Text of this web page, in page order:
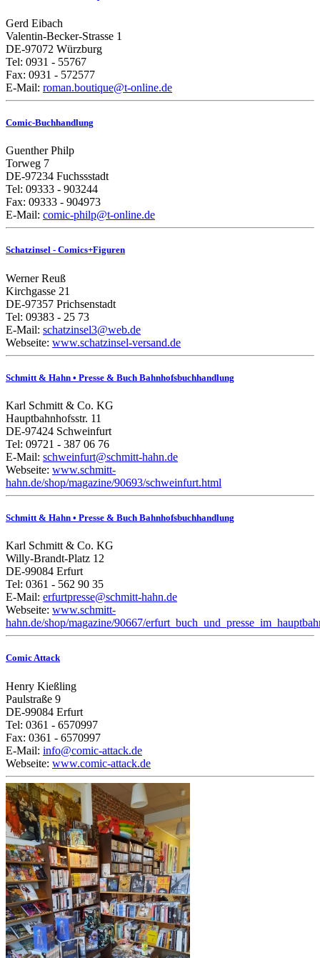
Gerd Eibach
Valentin-Becker-Strasse 1
DE-97072 Würzburg
Tel: 0931 - 55767
Fax: 0931 - 572577
E-Mail: roman.boutique@t-online.de
Comic-Buchhandlung
Guenther Philp
Torweg 7
DE-97234 Fuchssstadt
Tel: 09333 - 903244
Fax: 09333 - 904973
E-Mail: comic-philp@t-online.de
Schatzinsel - Comics+Figuren
Werner Reuß
Kirchgasse 21
DE-97357 Prichsenstadt
Tel: 09383 - 25 73
E-Mail: schatzinsel3@web.de
Webseite: www.schatzinsel-versand.de
Schmitt & Hahn • Presse & Buch Bahnhofsbuchhandlung
Karl Schmitt & Co. KG
Hauptbahnhofsstr. 11
DE-97424 Schweinfurt
Tel: 09721 - 387 06 76
E-Mail: schweinfurt@schmitt-hahn.de
Webseite: www.schmitt-
hahn.de/shop/magazine/90693/schweinfurt.html
Schmitt & Hahn • Presse & Buch Bahnhofsbuchhandlung
Karl Schmitt & Co. KG
Willy-Brandt-Platz 12
DE-99084 Erfurt
Tel: 0361 - 562 90 35
E-Mail: erfurtpresse@schmitt-hahn.de
Webseite: www.schmitt-
hahn.de/shop/magazine/90667/
Comic Attack
Henry Kießling
Paulstraße 9
DE-99084 Erfurt
Tel: 0361 - 6570997
Fax: 0361 - 6570997
E-Mail: info@comic-attack.de
Webseite: www.comic-attack.de